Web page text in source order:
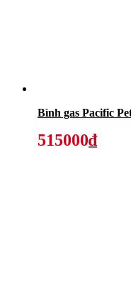
Bình gas Pacific
515000₫